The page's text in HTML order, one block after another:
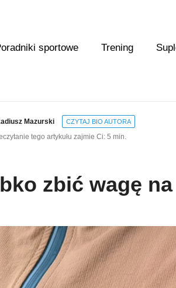
sportowe Trening
Mazurski CZYTAJ BIO AUTORA
tego artykułu zajmie Ci: 5 min.
zbić wagę